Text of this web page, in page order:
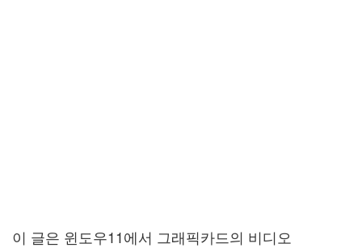
이 글은 윈도우11에서 그래픽카드의 비디오